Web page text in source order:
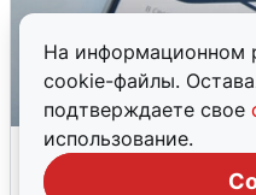
На информационном
cookie-файлы.
подтверждаете свое
использование.
Ракетная
области: что